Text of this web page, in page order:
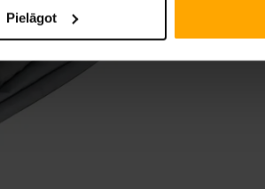
Pielāgot